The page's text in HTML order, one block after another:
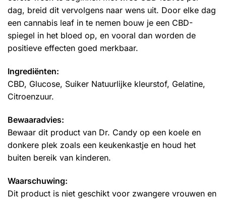
dag, breid dit vervolgens naar wens uit. Door elke dag
een cannabis leaf in te nemen bouw je een CBD-
spiegel in het bloed op, en vooral dan worden de
positieve effecten goed merkbaar.
Ingrediënten:
CBD, Glucose, Suiker Natuurlijke kleurstof, Gelatine,
Citroenzuur.
Bewaaradvies:
Bewaar dit product van Dr. Candy op een koele en
donkere plek zoals een keukenkastje en houd het
buiten bereik van kinderen.
Waarschuwing:
Dit product is niet geschikt voor zwangere vrouwen en